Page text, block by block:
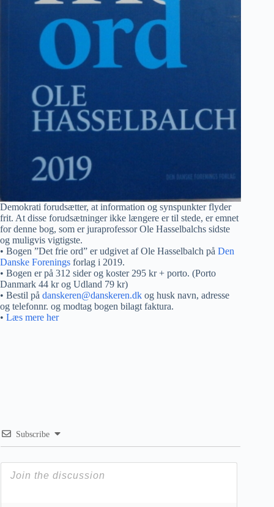
Demokrati forudsætter, at information og synspunkter flyder
frit. At disse forudsætninger ikke længere er til stede, er emnet
for denne bog, som er juraprofessor Ole Hasselbalchs sidste
og muligvis vigtigste.
• Bogen ”Det frie ord” er udgivet af Ole Hasselbalch på Den
Danske Forenings forlag i 2019.
• Bogen er på 312 sider og koster 295 kr + porto. (Porto
Danmark 44 kr og Udland 79 kr)
• Bestil på danskeren@danskeren.dk og husk navn, adresse
og telefonnr. og modtag bogen bilagt faktura.
• Læs mere her
Subscribe